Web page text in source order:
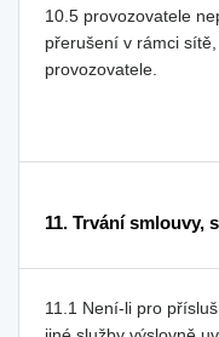
10.5 provozovatele
přerušení v rámci
provozovatele.
11. Trvání smlouvy,
11.1 Není-li pro